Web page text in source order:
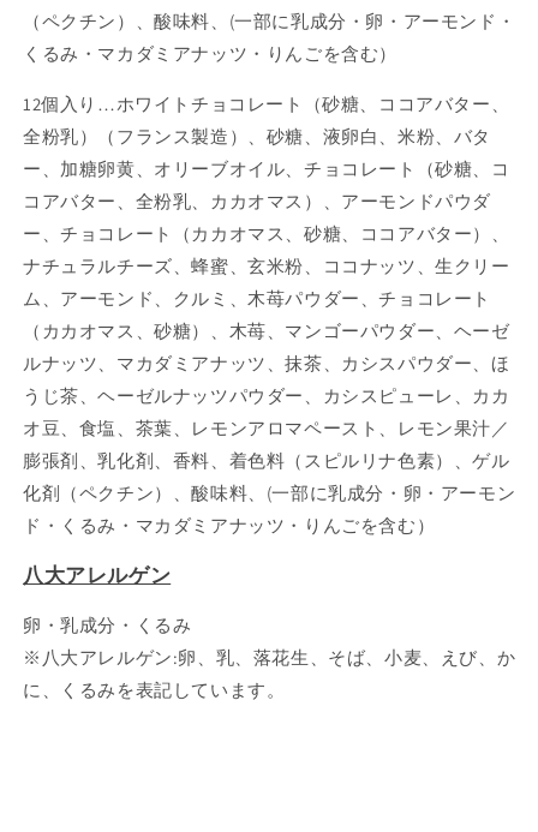
（ペクチン）、酸味料、(一部に乳成分・卵・アーモンド・
くるみ・マカダミアナッツ・りんごを含む）
12個入り…ホワイトチョコレート（砂糖、ココアバター、
全粉乳）（フランス製造）、砂糖、液卵白、米粉、バタ
ー、加糖卵黄、オリーブオイル、チョコレート（砂糖、コ
コアバター、全粉乳、カカオマス）、アーモンドパウダ
ー、チョコレート（カカオマス、砂糖、ココアバター）、
ナチュラルチーズ、蜂蜜、玄米粉、ココナッツ、生クリー
ム、アーモンド、クルミ、木苺パウダー、チョコレート
（カカオマス、砂糖）、木苺、マンゴーパウダー、ヘーゼ
ルナッツ、マカダミアナッツ、抹茶、カシスパウダー、ほ
うじ茶、ヘーゼルナッツパウダー、カシスピューレ、カカ
オ豆、食塩、茶葉、 レモンアロマペースト、レモン果汁／
膨張剤、乳化剤、香料、着色料（スピルリナ色素）、ゲル
化剤（ペクチン）、酸味料、(一部に乳成分・卵・アーモン
ド・くるみ・マカダミアナッツ・りんごを含む）
八大アレルゲン
卵・乳成分・くるみ
※八大アレルゲン:卵、乳、落花生、そば、小麦、えび、か
に、くるみを表記しています。